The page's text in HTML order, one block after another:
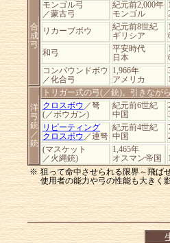
合
成
弓
モンゴル弓
／蒙古弓
紀元前2,000年
モンゴル
リカーブボウ
紀元前8世紀
ギリシア
和弓
平安時代
日本
コンパウンドボウ
／化合弓
1,966年
アメリカ
洋
弓
銃
／
銃
トリガー式の弓(／銃)。引きなが
クロスボウ ／弩
(／ボウガン)
紀元前6世紀
中国
リピーティング
クロスボウ ／連弩
紀元前4世紀
中国
(マスケット
／火縄銃)
1,465年
オスマン帝国
※ 狙って命中させられる限界～飛ば
使用者の能力や弓の性能も大きく